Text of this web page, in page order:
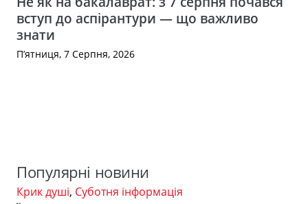
вступ до аспірантури — що важливо
знати
П’ятниця, 7 Серпня, 2026
Популярні новини
Крик душі, Суботня інформація